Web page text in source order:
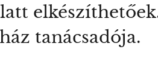
tanácsadója.